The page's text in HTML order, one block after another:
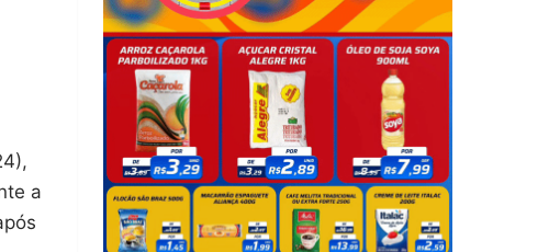
a